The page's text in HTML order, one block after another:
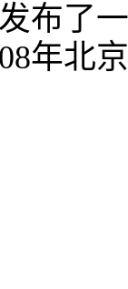
布了
年北